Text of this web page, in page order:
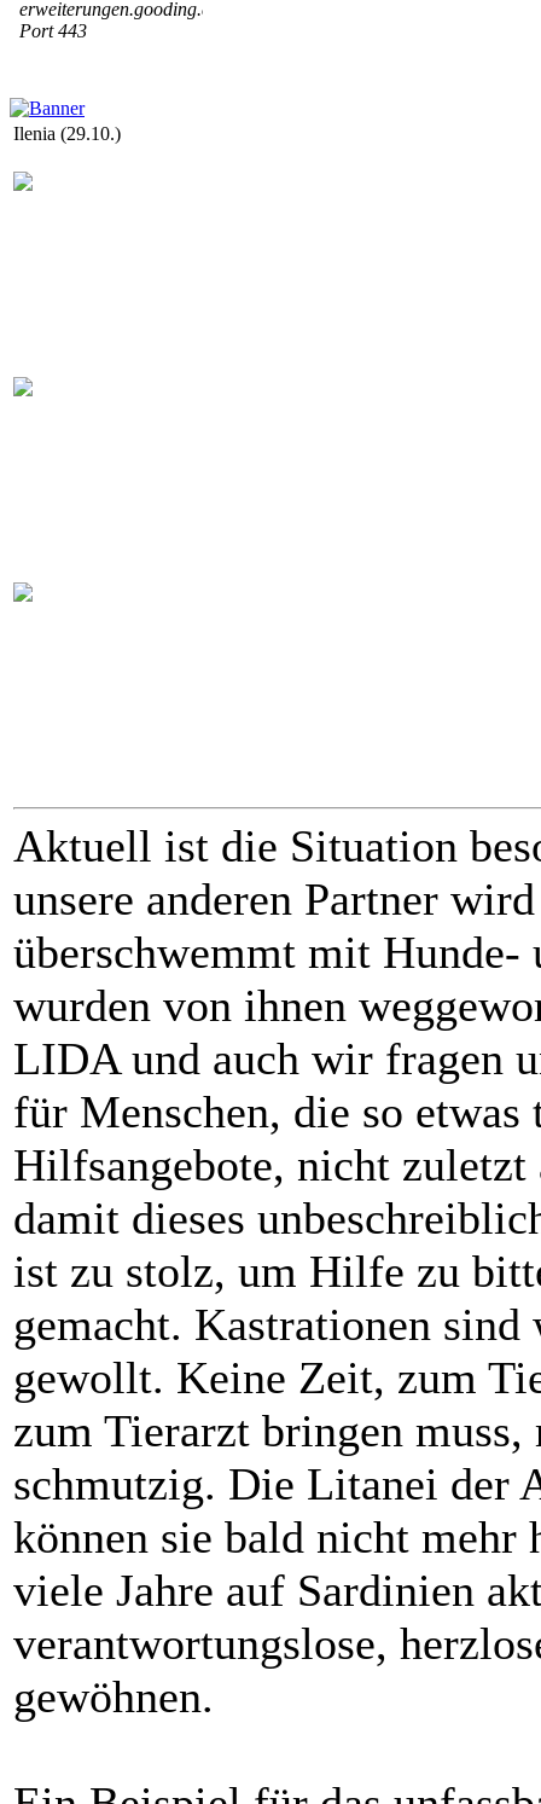
Ilenia (29.10.)
Aktuell ist die Situation
unsere anderen Partner
überschwemmt mit Hunde-
wurden von ihnen
LIDA und auch wir fragen
für Menschen, die so
Hilfsangebote, nicht
damit dieses
ist zu stolz, um Hilfe zu
gemacht. Kastrationen
gewollt. Keine Zeit, zum
zum Tierarzt bringen
schmutzig. Die Litanei der
können sie bald nicht mehr
viele Jahre auf Sardinien
verantwortungslose,
gewöhnen.